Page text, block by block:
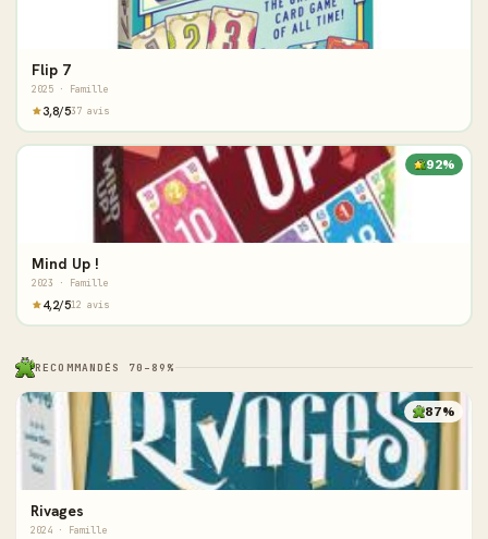
Flip 7
2025 · Famille
3,8/537 avis
92%
Mind Up !
2023 · Famille
4,2/512 avis
RECOMMANDÉS 70–89%
87%
Rivages
2024 · Famille